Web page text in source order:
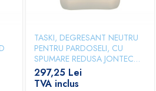
TASKI, DEGRESANT NEUTRU
PENTRU PARDOSELI, CU
SPUMARE REDUSA JONTEC
BEST, 5L
297,25 Lei
TVA inclus